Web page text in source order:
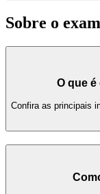
Sobre o
O que é
Confira as principais